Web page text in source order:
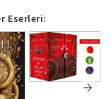
Eserleri: